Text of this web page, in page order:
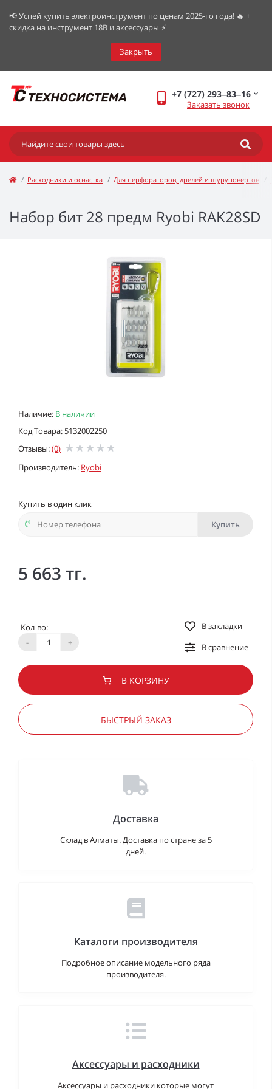
📢 Успей купить электроинструмент по ценам 2025-го года! 🔥 +
скидка на инструмент 18В и аксессуары ⚡️
Закрыть
+7 (727) 293‒83‒16
Заказать звонок
Расходники и оснастка Для перфораторов, дрелей и шуруповертов
Набор бит 28 предм Ryobi RAK28SD
Наличие: В наличии
Код Товара: 5132002250
Отзывы:(0)
Производитель: Ryobi
Купить в один клик
Купить
5 663 тг.
Кол-во:
-
+
В закладки
В сравнение
В КОРЗИНУ
БЫСТРЫЙ ЗАКАЗ
Доставка
Склад в Алматы. Доставка по стране за 5
дней.
Каталоги производителя
Подробное описание модельного ряда
производителя.
Аксессуары и расходники
Аксессуары и расходники которые могут